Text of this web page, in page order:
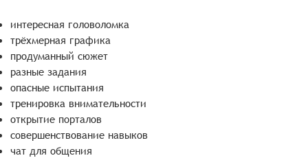
интересная головоломка
трёхмерная графика
продуманный сюжет
разные задания
опасные испытания
тренировка внимательности
открытие порталов
совершенствование навыков
чат для общения